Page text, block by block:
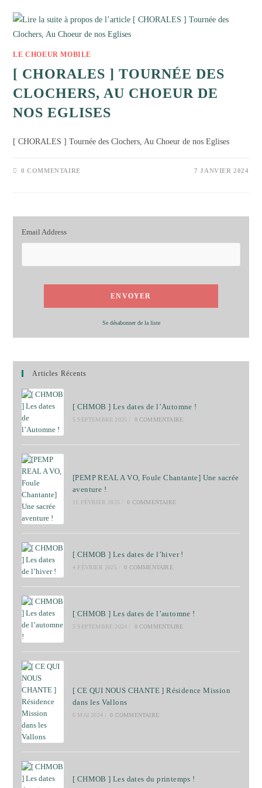
LE CHOEUR MOBILE
[ CHORALES ] TOURNÉE DES
CLOCHERS, AU CHOEUR DE
NOS EGLISES
[ CHORALES ] Tournée des Clochers, Au Choeur de nos Eglises
0 COMMENTAIRE 7 JANVIER 2024
Email Address
Se désabonner de la liste
Articles Récents
[ CHMOB ] Les dates de l’Automne !
5 SEPTEMBRE 2025 0 COMMENTAIRE
[PEMP REAL A VO, Foule Chantante] Une sacrée
aventure !
11 FÉVRIER 2025 0 COMMENTAIRE
[ CHMOB ] Les dates de l’hiver !
4 FÉVRIER 2025 0 COMMENTAIRE
[ CHMOB ] Les dates de l’automne !
5 SEPTEMBRE 2024 0 COMMENTAIRE
[ CE QUI NOUS CHANTE ] Résidence Mission
dans les Vallons
6 MAI 2024 0 COMMENTAIRE
[ CHMOB ] Les dates du printemps !